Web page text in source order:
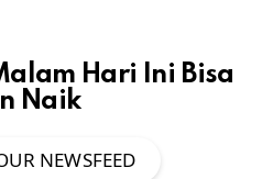
Hari Ini Bisa
Naik
NEWSFEED